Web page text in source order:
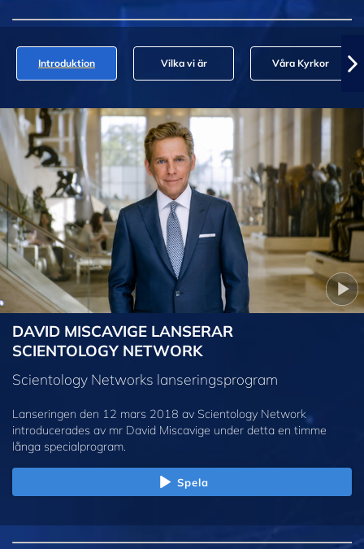
Introduktion Vilka vi är Våra Kyrkor
DAVID MISCAVIGE LANSERAR
SCIENTOLOGY NETWORK
Scientology Networks lanseringsprogram
Lanseringen den 12 mars 2018 av Scientology Network
introducerades av mr David Miscavige under detta en timme
långa specialprogram.
Spela